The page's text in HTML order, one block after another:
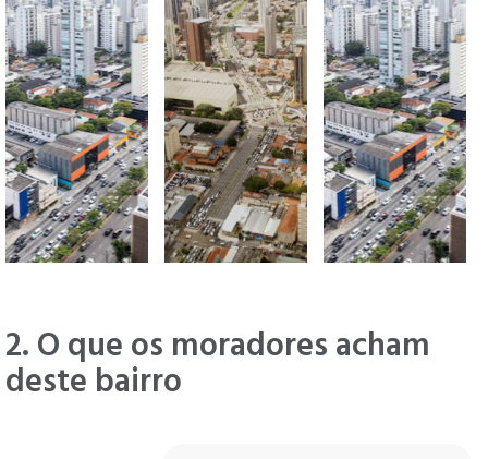
2. O que os moradores acham
deste bairro